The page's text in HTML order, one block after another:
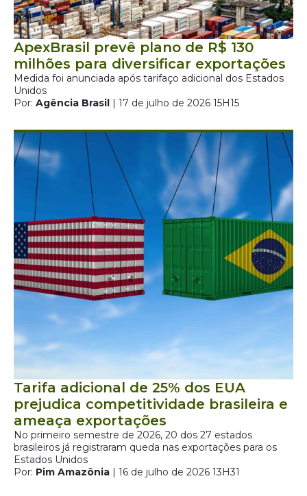
ApexBrasil prevê plano de R$ 130
milhões para diversificar exportações
Medida foi anunciada após tarifaço adicional dos Estados
Unidos
Por: Agência Brasil | 17 de julho de 2026 15H15
Tarifa adicional de 25% dos EUA
prejudica competitividade brasileira e
ameaça exportações
No primeiro semestre de 2026, 20 dos 27 estados
brasileiros já registraram queda nas exportações para os
Estados Unidos
Por: Pim Amazônia | 16 de julho de 2026 13H31